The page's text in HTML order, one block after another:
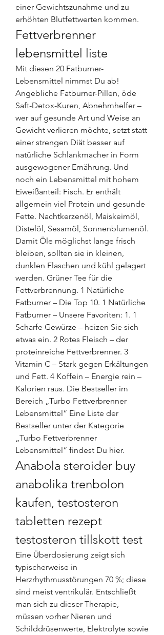
einer Gewichtszunahme und zu
erhöhten Blutfettwerten kommen.
Fettverbrenner
lebensmittel liste
Mit diesen 20 Fatburner-
Lebensmittel nimmst Du ab!
Angebliche Fatburner-Pillen, öde
Saft-Detox-Kuren, Abnehmhelfer –
wer auf gesunde Art und Weise an
Gewicht verlieren möchte, setzt statt
einer strengen Diät besser auf
natürliche Schlankmacher in Form
ausgewogener Ernährung. Und
noch ein Lebensmittel mit hohem
Eiweißanteil: Fisch. Er enthält
allgemein viel Protein und gesunde
Fette. Nachtkerzenöl, Maiskeimöl,
Distelöl, Sesamöl, Sonnenblumenöl.
Damit Öle möglichst lange frisch
bleiben, sollten sie in kleinen,
dunklen Flaschen und kühl gelagert
werden. Grüner Tee für die
Fettverbrennung. 1 Natürliche
Fatburner – Die Top 10. 1 Natürliche
Fatburner – Unsere Favoriten: 1. 1
Scharfe Gewürze – heizen Sie sich
etwas ein. 2 Rotes Fleisch – der
proteinreiche Fettverbrenner. 3
Vitamin C – Stark gegen Erkältungen
und Fett. 4 Koffein – Energie rein –
Kalorien raus. Die Bestseller im
Bereich „Turbo Fettverbrenner
Lebensmittel“ Eine Liste der
Bestseller unter der Kategorie
„Turbo Fettverbrenner
Lebensmittel“ findest Du hier.
Anabola steroider buy
anabolika trenbolon
kaufen, testosteron
tabletten rezept
testosteron tillskott test
Eine Überdosierung zeigt sich
typischerweise in
Herzrhythmusstörungen 70 %; diese
sind meist ventrikulär. Entschließt
man sich zu dieser Therapie,
müssen vorher Nieren und
Schilddrüsenwerte, Elektrolyte sowie